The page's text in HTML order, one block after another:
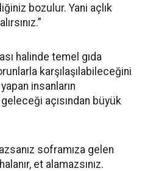
bozulur. Yani açlık
halinde temel gıda
karşılaşılabileceğini
insanların
açısından büyük
soframıza gelen
et alamazsınız.